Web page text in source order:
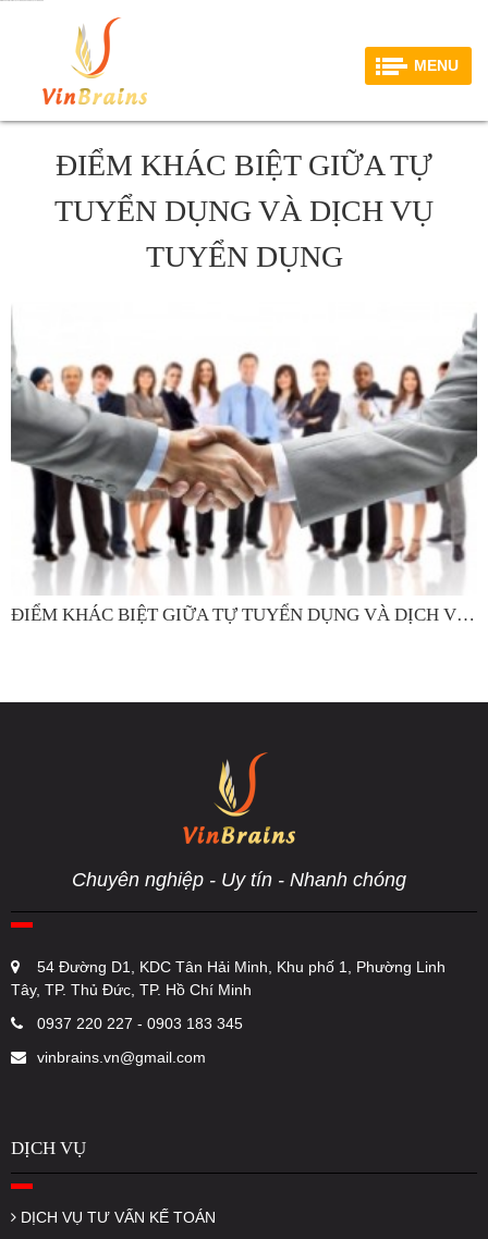
MENU
ĐIỂM KHÁC BIỆT GIỮA TỰ
TUYỂN DỤNG VÀ DỊCH VỤ
TUYỂN DỤNG
ĐIỂM KHÁC BIỆT GIỮA TỰ TUYỂN DỤNG VÀ DỊCH VỤ TUYỂN DỤNG
Chuyên nghiệp - Uy tín - Nhanh chóng
54 Đường D1, KDC Tân Hải Minh, Khu phố 1, Phường Linh
Tây, TP. Thủ Đức, TP. Hồ Chí Minh
0937 220 227 - 0903 183 345
vinbrains.vn@gmail.com
DỊCH VỤ
DỊCH VỤ TƯ VẤN KẾ TOÁN